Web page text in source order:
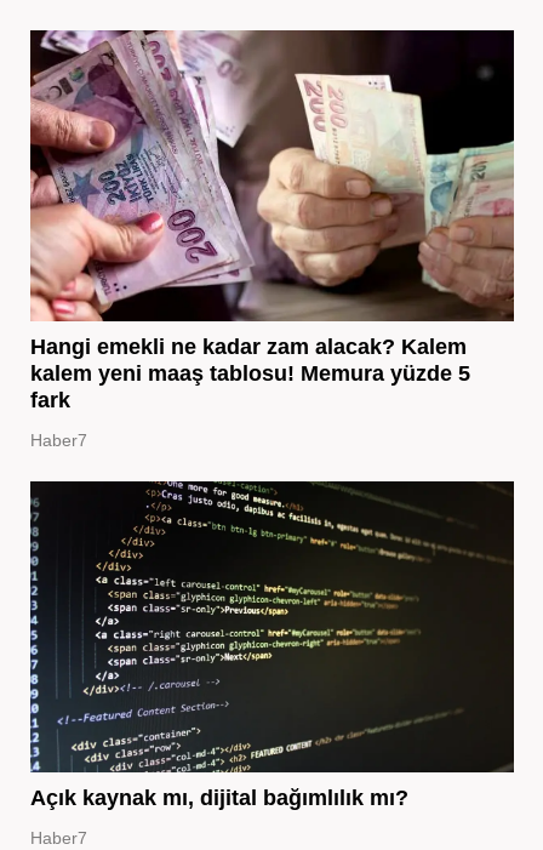
Hangi emekli ne kadar zam alacak? Kalem
kalem yeni maaş tablosu! Memura yüzde 5
fark
Haber7
Açık kaynak mı, dijital bağımlılık mı?
Haber7